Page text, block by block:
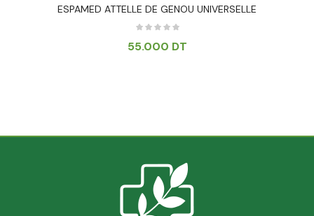
ESPAMED ATTELLE DE GENOU UNIVERSELLE
55.000 DT